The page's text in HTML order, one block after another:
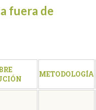
fuera de
METODOLOGÍA